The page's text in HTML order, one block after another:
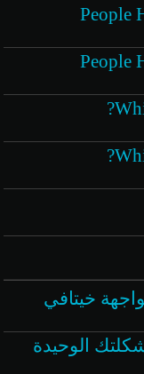
خيتافي
الوحيدة